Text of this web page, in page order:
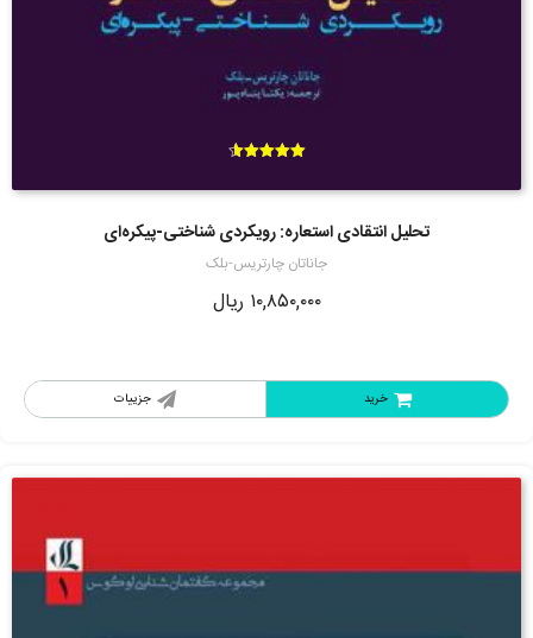
تحلیل انتقادی استعاره: رویکردی شناختی-پیکره‌ای
جاناتان چارتریس-بلک
از 5
۱۰,۸۵۰,۰۰۰ ریال
جزییات خرید